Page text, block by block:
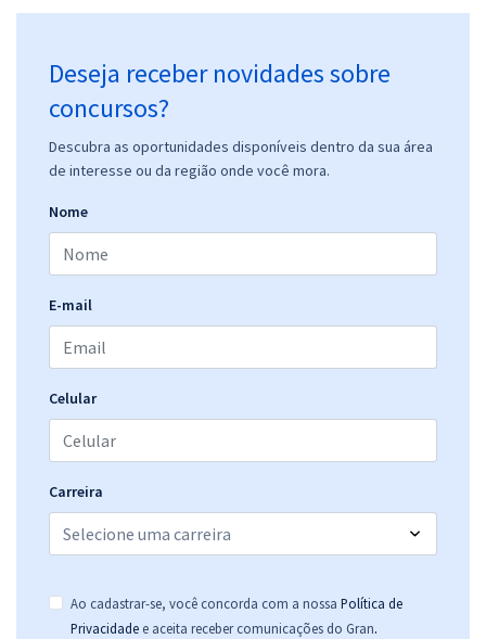
Deseja receber novidades sobre
concursos?
Descubra as oportunidades disponíveis dentro da sua área
de interesse ou da região onde você mora.
Nome
E-mail
Celular
Carreira
Ao cadastrar-se, você concorda com a nossa Política de
Privacidade e aceita receber comunicações do Gran.